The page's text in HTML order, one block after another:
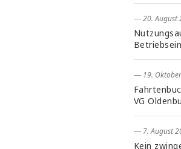
― 20. August
― 19.
VG
― 7. August
Kein